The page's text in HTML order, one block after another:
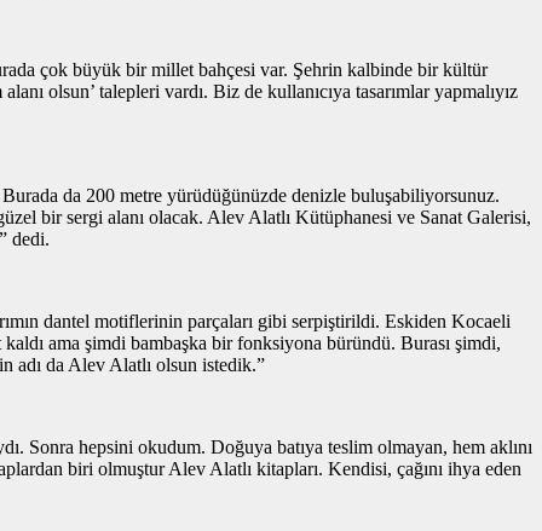
çok büyük bir millet bahçesi var. Şehrin kalbinde bir kültür
olsun’ talepleri vardı. Biz de kullanıcıya tasarımlar yapmalıyız
da 200 metre yürüdüğünüzde denizle buluşabiliyorsunuz.
bir sergi alanı olacak. Alev Alatlı Kütüphanesi ve Sanat Galerisi,
dedi.
dantel motiflerinin parçaları gibi serpiştirildi. Eskiden Kocaeli
ama şimdi bambaşka bir fonksiyona büründü. Burası şimdi,
adı da Alev Alatlı olsun istedik.”
Sonra hepsini okudum. Doğuya batıya teslim olmayan, hem aklını
biri olmuştur Alev Alatlı kitapları. Kendisi, çağını ihya eden